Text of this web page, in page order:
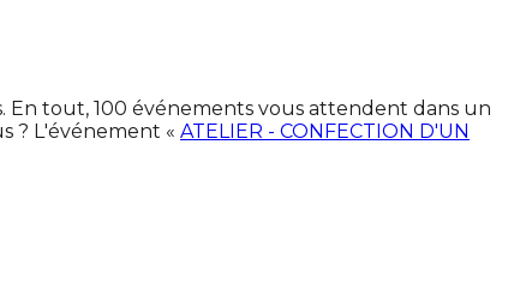
En tout, 100 événements vous attendent dans un
? L'événement « ATELIER - CONFECTION D'UN